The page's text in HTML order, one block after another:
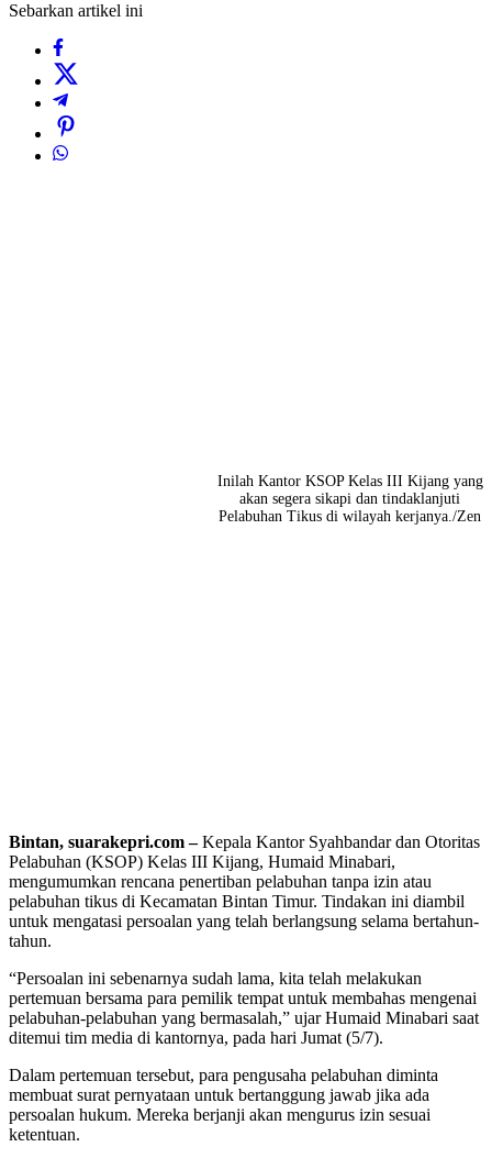
Sebarkan artikel ini
Inilah Kantor KSOP Kelas III Kijang yang
akan segera sikapi dan tindaklanjuti
Pelabuhan Tikus di wilayah kerjanya./Zen
Bintan, suarakepri.com –Kepala Kantor Syahbandar dan Otoritas
Pelabuhan (KSOP) Kelas III Kijang, Humaid Minabari,
mengumumkan rencana penertiban pelabuhan tanpa izin atau
pelabuhan tikus di Kecamatan Bintan Timur. Tindakan ini diambil
untuk mengatasi persoalan yang telah berlangsung selama bertahun-
tahun.
“Persoalan ini sebenarnya sudah lama, kita telah melakukan
pertemuan bersama para pemilik tempat untuk membahas mengenai
pelabuhan-pelabuhan yang bermasalah,” ujar Humaid Minabari saat
ditemui tim media di kantornya, pada hari Jumat (5/7).
Dalam pertemuan tersebut, para pengusaha pelabuhan diminta
membuat surat pernyataan untuk bertanggung jawab jika ada
persoalan hukum. Mereka berjanji akan mengurus izin sesuai
ketentuan.